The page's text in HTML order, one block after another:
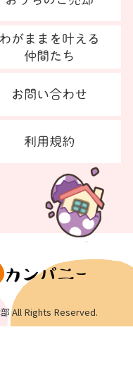
All Rights Reserved.